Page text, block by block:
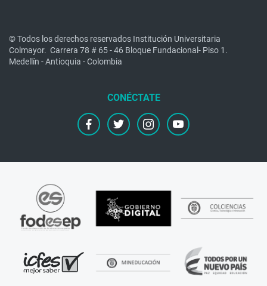
© Todos los derechos reservados Institución Universitaria
Colmayor. Carrera 78 # 65 - 46 Bloque Fundacional- Piso 1.
Medellín - Antioquia - Colombia